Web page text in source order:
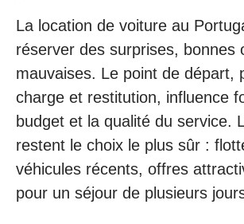
La location de voiture au
réserver des surprises, bonnes
mauvaises. Le point de départ,
charge et restitution, influence
budget et la qualité du service.
restent le choix le plus sûr :
véhicules récents, offres
pour un séjour de plusieurs